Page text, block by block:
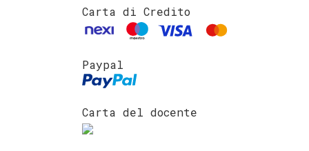
Carta di Credito
Paypal
Carta del docente